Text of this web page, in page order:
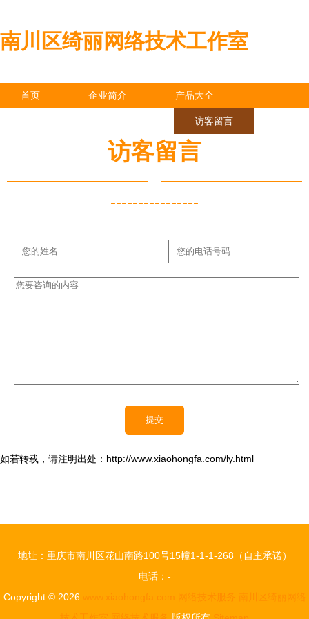
南川区绮丽网络技术工作室
首页 企业简介 产品大全
访客留言
访客留言
----------------
如若转载，请注明出处：http://www.xiaohongfa.com/ly.html
地址：重庆市南川区花山南路100号15幢1-1-1-268（自主承诺）
电话：-
Copyright © 2026 www.xiaohongfa.com 网络技术服务
南川区绮丽网络